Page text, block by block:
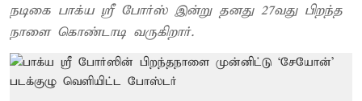
நடிகை பாக்ய ஸ்ரீ போர்ஸ் இன்று தனது 27வது பிறந்த
நாளை கொண்டாடி வருகிறார்.